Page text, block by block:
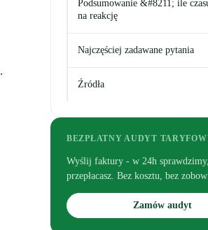
Podsumowanie &#8211; ile
na reakcję
Najczęściej zadawane pytania
Źródła
BEZPŁATNY AUDYT
Wyślij faktury - w 24h
przepłacasz. Bez kosztu, bez
Zamów audyt